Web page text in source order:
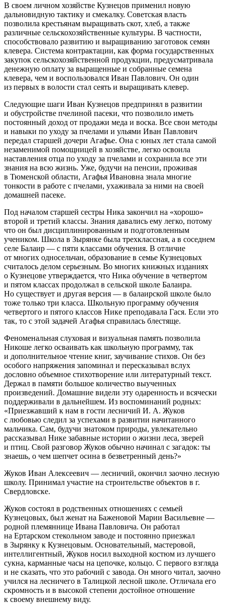
В своем личном хозяйстве Кузнецов применил новую
дальновидную тактику и смекалку. Советская власть
позволила крестьянам выращивать скот, хлеб, а также
различные сельскохозяйственные культуры. В частности,
способствовало развитию и выращиванию заготовок семян
клевера. Система контрактации, как форма государственных
закупок сельскохозяйственной продукции, предусматривала
денежную оплату за выращенные и собранные семена
клевера, чем и воспользовался Иван Павлович. Он один
из первых в волости стал сеять и выращивать клевер.
Следующие шаги Иван Кузнецов предпринял в развитии
и обустройстве пчелиной пасеки, что позволило иметь
постоянный доход от продажи меда и воска. Все свои методы
и навыки по уходу за пчелами и ульями Иван Павлович
передал старшей дочери Агафье. Она с юных лет стала самой
незаменимой помощницей в хозяйстве, легко освоила
наставления отца по уходу за пчелами и сохранила все эти
знания на всю жизнь. Уже, будучи на пенсии, проживая
в Тюменской области, Агафья Ивановна знала многие
тонкости в работе с пчелами, ухаживала за ними на своей
домашней пасеке.
Под началом старшей сестры Ника закончил на «хорошо»
второй и третий классы. Знания давались ему легко, потому
что он был дисциплинированным и подготовленным
учеником. Школа в Зырянке была трехклассная, а в соседнем
селе Балаир — с пяти классами обучения. В отличие
от многих односельчан, образование в семье Кузнецовых
считалось делом серьезным. Во многих книжных изданиях
о Кузнецове утверждается, что Ника обучение в четвертом
и пятом классах продолжал в сельской школе Балаира.
Но существует и другая версия — в балаирской школе было
тоже только три класса. Школьную программу обучения
четвертого и пятого классов Нике преподавала Гася. Если это
так, то с этой задачей Агафья справилась блестяще.
Феноменальная слуховая и визуальная память позволила
Никоше легко осваивать как школьную программу, так
и дополнительное чтение книг, заучивание стихов. Он без
особого напряжения запоминал и пересказывал вслух
дословно объемное стихотворение или литературный текст.
Держал в памяти большое количество выученных
произведений. Домашние видели эту одаренность и всячески
поддерживали в дальнейшем. Из воспоминаний родных:
«Приезжавший к нам в гости лесничий И. А. Жуков
с любовью следил за успехами в развитии начитанного
мальчика. Сам, будучи знатоком природы, увлекательно
рассказывал Нике забавные истории о жизни леса, зверей
и птиц. Свой разговор Жуков обычно начинал с загадок: ты
знаешь, о чем шепчет осина в безветренный день?»
Жуков Иван Алексеевич — лесничий, окончил заочно лесную
школу. Принимал участие на строительстве объектов в г.
Свердловске.
Жуков состоял в родственных отношениях с семьей
Кузнецовых, был женат на Баженовой Марии Васильевне —
родной племяннице Ивана Павловича. Он работал
на Ертарском стекольном заводе и постоянно приезжал
в Зырянку к Кузнецовым. Основательный, мастеровой,
интеллигентный, Жуков носил выходной костюм из лучшего
сукна, карманные часы на цепочке, кольцо. С первого взгляда
и не сказать, что это рабочий с завода. Он много читал, заочно
учился на лесничего в Талицкой лесной школе. Отличала его
скромность и в высокой степени достойное отношение
к своему внешнему виду.